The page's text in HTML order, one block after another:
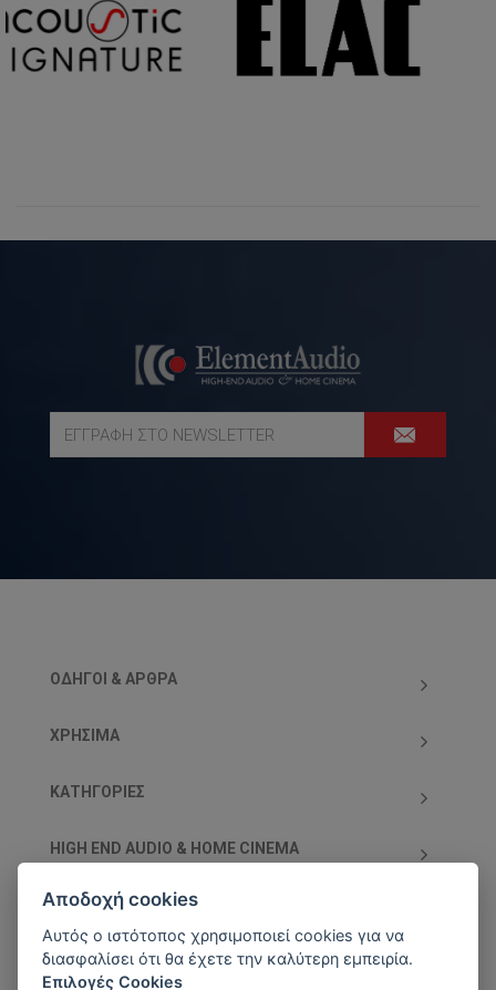
ΟΔΗΓΟΊ & ΆΡΘΡΑ
ΧΡΗΣΙΜΑ
ΚΑΤΗΓΟΡΊΕΣ
HIGH END AUDIO & HOME CINEMA
ΥΠΟΣΤΗΡΙΖΌΜΕΝΕΣ ΧΡΕΩΣΤΙΚΈΣ/ΠΙΣΤΩΤΙΚΈΣ
ΚΆΡΤΕΣ
Αποδοχή cookies
Αυτός ο ιστότοπος χρησιμοποιεί cookies για να
διασφαλίσει ότι θα έχετε την καλύτερη εμπειρία.
Επιλογές Cookies